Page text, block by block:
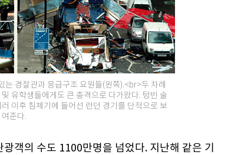
는 경찰관과 응급구조 요원들(왼쪽).<br>두 차례
유학생들에게도 큰 충격으로 다가왔다. 텅빈 술
이후 침체기에 들어선 런던 경기를 단적으로 보
여준다.
객의 수도 1100만명을 넘었다. 지난해 같은 기